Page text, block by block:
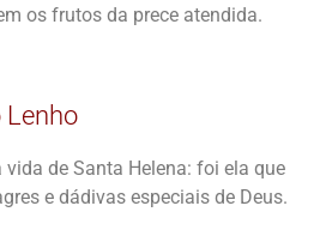
os frutos da prece atendida.
Lenho
de Santa Helena: foi ela que
e dádivas especiais de Deus.